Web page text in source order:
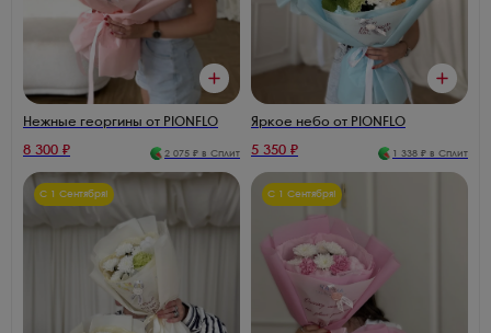
Нежные георгины от PIONFLO
8 300 ₽ 2 075 ₽ в Сплит
Яркое небо от PIONFLO
5 350 ₽ 1 338 ₽ в Сплит
С 1 Сентября! С 1 Сентября!